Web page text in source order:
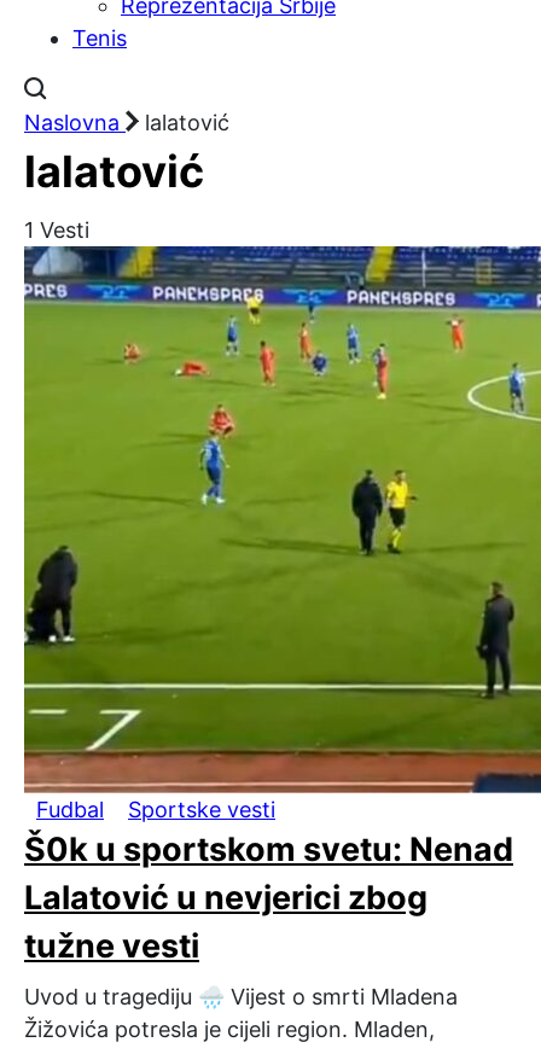
Reprezentacija Srbije
Tenis
Naslovna lalatović
lalatović
1 Vesti
Fudbal Sportske vesti
Š0k u sportskom svetu: Nenad
Lalatović u nevjerici zbog
tužne vesti
Uvod u tragediju 🌧️ Vijest o smrti Mladena
Žižovića potresla je cijeli region. Mladen,